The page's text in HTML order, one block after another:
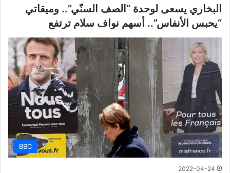
البخاري يسعى لوحدة “الصف السنّي”.. وميقاتي
“يحبس الأنفاس”.. أسهم نواف سلام ترتفع
BBC
2022-04-24